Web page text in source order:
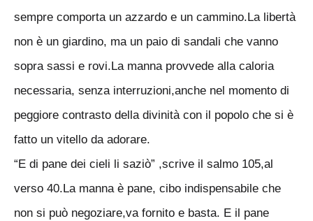
sempre comporta un azzardo e un cammino.La libertà
non è un giardino, ma un paio di sandali che vanno
sopra sassi e rovi.La manna provvede alla caloria
necessaria, senza interruzioni,anche nel momento di
peggiore contrasto della divinità con il popolo che si è
fatto un vitello da adorare.
“E di pane dei cieli li saziò” ,scrive il salmo 105,al
verso 40.La manna è pane, cibo indispensabile che
non si può negoziare,va fornito e basta. E il pane